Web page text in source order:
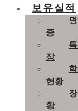
보유실적
증
장
현황
황
– 농업폐수, 식품폐수
– 후단처리, 고도처리
– 산업폐기물의 분리